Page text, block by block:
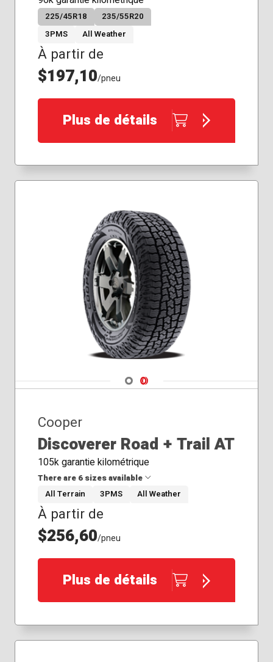
225/45R18
235/55R20
3PMS
All Weather
À partir de
$197,10/pneu
Plus de détails
Navigate 1
Navigate 2
Cooper
Discoverer Road + Trail AT
105k garantie kilométrique
There are 6 sizes available
235/75R17
245/60R18
265/65R18
265/70R17
275/60R20
275/65R18
All Terrain 3PMS All Weather
À partir de
$256,60/pneu
Plus de détails